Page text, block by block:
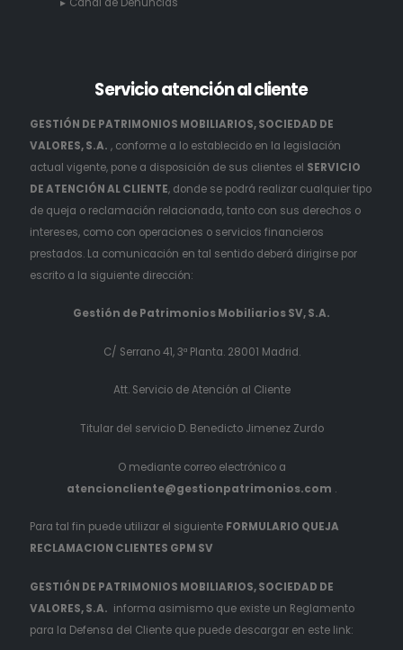
Servicioatención al cliente
GESTIÓN DE PATRIMONIOS MOBILIARIOS, SOCIEDAD DE
VALORES, S.A. , conforme a lo establecido en la legislación
actual vigente, pone a disposición de sus clientes el SERVICIO
DE ATENCIÓN AL CLIENTE, donde se podrá realizar cualquier tipo
de queja o reclamación relacionada, tanto con sus derechos o
intereses, como con operaciones o servicios financieros
prestados. La comunicación en tal sentido deberá dirigirse por
escrito a la siguiente dirección:
Gestión de Patrimonios Mobiliarios SV, S.A.
C/ Serrano 41, 3ª Planta. 28001 Madrid.
Att. Servicio de Atención al Cliente
Titular del servicio D. Benedicto Jimenez Zurdo
O mediante correo electrónico a
atencioncliente@gestionpatrimonios.com .
Para tal fin puede utilizar el siguiente FORMULARIO QUEJA
RECLAMACION CLIENTES GPM SV
GESTIÓN DE PATRIMONIOS MOBILIARIOS, SOCIEDAD DE
VALORES, S.A. informa asimismo que existe un Reglamento
para la Defensa del Cliente que puede descargar en este link: